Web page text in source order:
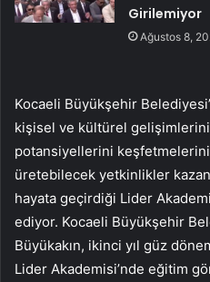
Girilemiyor
Ağustos 8,
Kocaeli Büyükşehir
kişisel ve kültürel
potansiyellerini
üretebilecek yetkinlikler
hayata geçirdiği Lider
ediyor. Kocaeli Büyükşehir
Büyükakın, ikinci yıl güz
Lider Akademisi’nde eğitim